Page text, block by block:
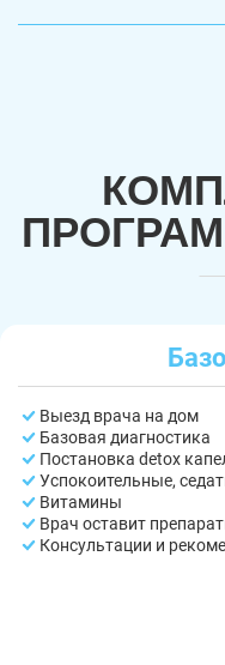
Выезд врача на дом
Базовая диагностика
Постановка detox
Успокоительные,
Витамины
Врач оставит
Консультации и